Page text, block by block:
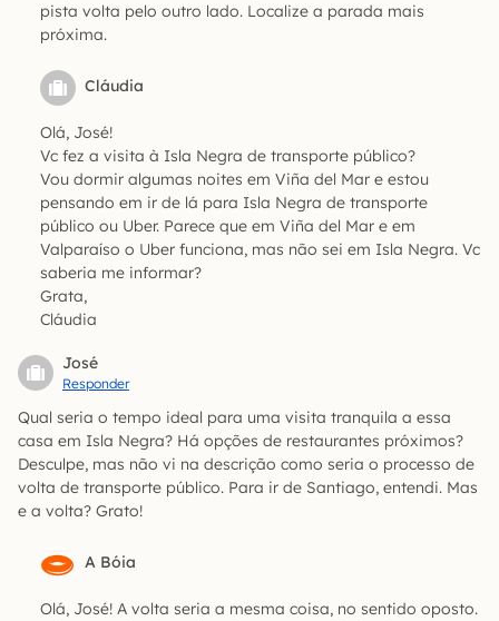
pista volta pelo outro lado. Localize a parada mais
próxima.
Cláudia
Olá, José!
Vc fez a visita à Isla Negra de transporte público?
Vou dormir algumas noites em Viña del Mar e estou
pensando em ir de lá para Isla Negra de transporte
público ou Uber. Parece que em Viña del Mar e em
Valparaíso o Uber funciona, mas não sei em Isla Negra. Vc
saberia me informar?
Grata,
Cláudia
José
Responder
Qual seria o tempo ideal para uma visita tranquila a essa
casa em Isla Negra? Há opções de restaurantes próximos?
Desculpe, mas não vi na descrição como seria o processo de
volta de transporte público. Para ir de Santiago, entendi. Mas
e a volta? Grato!
A Bóia
Olá, José! A volta seria a mesma coisa, no sentido oposto.